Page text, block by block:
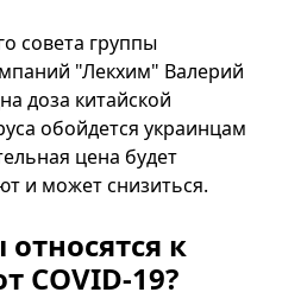
совета группы
"Лекхим" Валерий
доза китайской
обойдется украинцам
цена будет
и может снизиться.
к
COVID-19?